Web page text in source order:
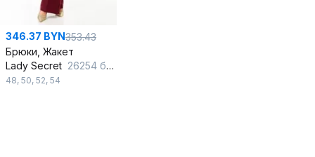
346.37 BYN353.43
Брюки, Жакет
Lady Secret 26254 бордовый
48, 50, 52, 54